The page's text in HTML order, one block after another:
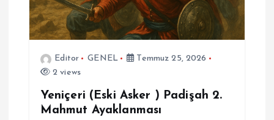
Editor GENEL
Temmuz 25, 2026
2 views
Yeniçeri (Eski Asker ) Padişah 2.
Mahmut Ayaklanması